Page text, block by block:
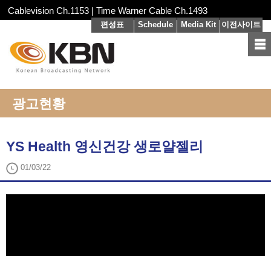
Cablevision Ch.1153 | Time Warner Cable Ch.1493
편성표 Schedule Media Kit 이전사이트
광고현황
YS Health 영신건강 생로얄젤리
01/03/22